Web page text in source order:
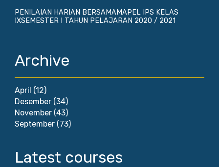
PENILAIAN HARIAN BERSAMAMAPEL IPS KELAS
IXSEMESTER I TAHUN PELAJARAN 2020 / 2021
Archive
April (12)
Desember (34)
November (43)
September (73)
Latest courses